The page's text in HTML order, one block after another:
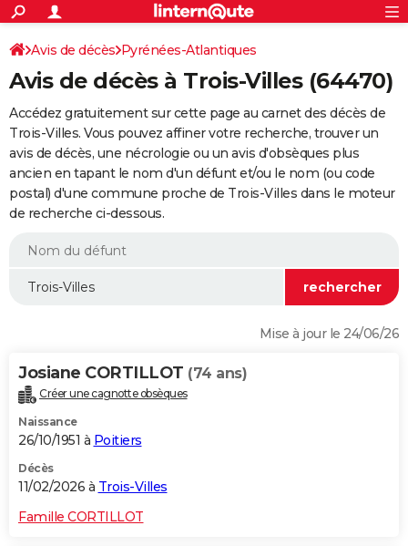
ACTUALITÉS
Politique
Société
Faits Divers
Education
Monde
Villes
+
SPORT
Coupe du monde 2026
Football
Tennis
Cyclisme
Rugby
Forum
Programme TV
TNT
Streaming
Cinéma
Sorties cinéma
Musique
+
FINANCE
Retraite
Impôts
Epargne
Immobilier
Risques naturels par ville
Banque
Assurance
Crédit
AUTO
Essais
Réserver un essai
Citadines
Berlines
SUV
Forum auto
+
HIGH-TECH
BRICOLAGE
WEEK-END
Alimentation
Guide de la santé
Maladies
Médicaments
Sommeil
VOYAGE
Destinations
City break
Voyage nature
Voyage de noces
Forum
Climat
+PHOTO
GUIDES D'ACHAT
S'inscrire
Connexion
Avis de décès Pyrénées-Atlantiques
Avis de décès à Trois-Villes (64470)
Accédez gratuitement sur cette page au carnet des décès de
Trois-Villes. Vous pouvez affiner votre recherche, trouver un
avis de décès, une nécrologie ou un avis d'obsèques plus
ancien en tapant le nom d'un défunt et/ou le nom (ou code
postal) d'une commune proche de Trois-Villes dans le moteur
de recherche ci-dessous.
Mise à jour le 24/06/26
Josiane CORTILLOT (74 ans)
Créer une cagnotte obsèques
Naissance
26/10/1951 à Poitiers
Décès
11/02/2026 à Trois-Villes
Famille CORTILLOT